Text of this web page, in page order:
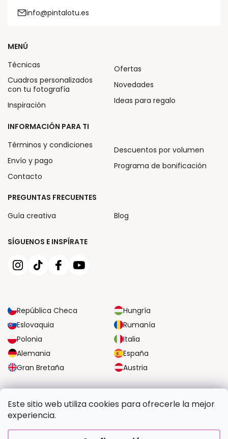
Este sitio web utiliza cookies para ofrecerle la mejor
experiencia.
info@pintalotu.es
SÍGUENOS E INSPÍRATE
República Checa
Hungría
Eslovaquia
Rumanía
Polonia
Italia
Alemania
España
Gran Bretaña
Austria
MENÚ
Técnicas
Cuadros personalizados
con tu fotografía
Inspiración
Ofertas
Novedades
Ideas para regalo
INFORMACIÓN PARA TI
Términos y condiciones
Envío y pago
Contacto
Descuentos por volumen
Programa de bonificación
PREGUNTAS FRECUENTES
Guía creativa
Blog
OPCIONES SEGURAS DE PAGO